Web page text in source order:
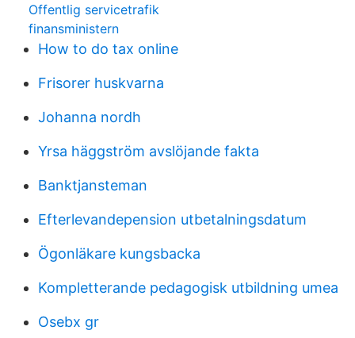
Offentlig servicetrafik
finansministern
How to do tax online
Frisorer huskvarna
Johanna nordh
Yrsa häggström avslöjande fakta
Banktjansteman
Efterlevandepension utbetalningsdatum
Ögonläkare kungsbacka
Kompletterande pedagogisk utbildning umea
Osebx gr